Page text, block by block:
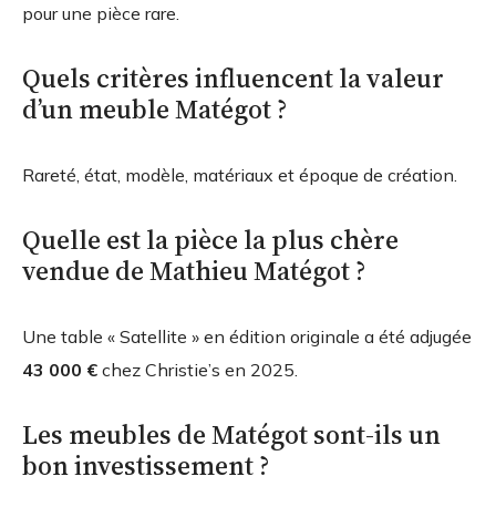
pour une pièce rare.
Quels critères influencent la valeur
d’un meuble Matégot ?
Rareté, état, modèle, matériaux et époque de création.
Quelle est la pièce la plus chère
vendue de Mathieu Matégot ?
Une table « Satellite » en édition originale a été adjugée
43 000 € chez Christie’s en 2025.
Les meubles de Matégot sont-ils un
bon investissement ?